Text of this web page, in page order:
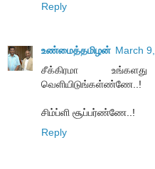
Reply
உண்மைத்தமிழன் March
சீக்கிரமா
வெளியிடுங்கள்ண்ணே..!
சிம்ப்ளி சூப்பர்ண்ணே..!
Reply